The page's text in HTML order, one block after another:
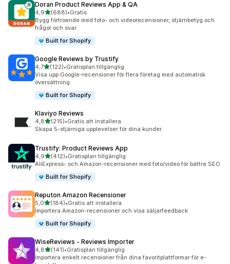
Doran Product Reviews App & QA
4,9av 5 stjärnor
(688)
688 recensioner totalt
•Gratis
Bygg förtroende med foto- och videorecensioner, stjärnbetyg och
frågor och svar
Built for Shopify
Google Reviews by Trustify
4,7av 5 stjärnor
(122)
122 recensioner totalt
•Gratisplan tillgänglig
Visa upp Google-recensioner för flera företag med automatisk
översättning
Built for Shopify
Klaviyo Reviews
4,8av 5 stjärnor
(215)
215 recensioner totalt
•Gratis att installera
Skapa 5-stjärniga upplevelser för dina kunder.
Trustify: Product Reviews App
4,9av 5 stjärnor
(412)
412 recensioner totalt
•Gratisplan tillgänglig
AliExpress- och Amazon-recensioner med foto/video för bättre SEO
Built for Shopify
Reputon Amazon Recensioner
5,0av 5 stjärnor
(184)
184 recensioner totalt
•Gratis att installera
Importera Amazon-recensioner och visa säljarfeedback
Built for Shopify
WiseReviews ‑ Reviews Importer
4,8av 5 stjärnor
(141)
141 recensioner totalt
•Gratisplan tillgänglig
Importera enkelt recensioner från dina favoritplattformar för e-